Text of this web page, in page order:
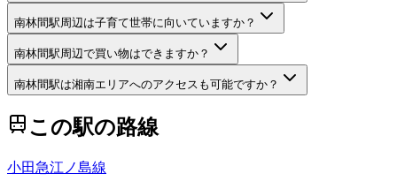
南林間駅周辺は子育て世帯に向いていますか？
南林間駅周辺で買い物はできますか？
南林間駅は湘南エリアへのアクセスも可能ですか？
この駅の路線
小田急江ノ島線